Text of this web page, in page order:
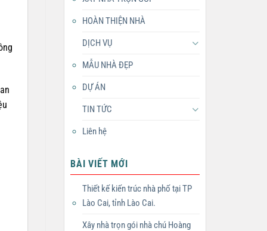
HOÀN THIỆN NHÀ
DỊCH VỤ
MẪU NHÀ ĐẸP
DỰ ÁN
TIN TỨC
Liên hệ
BÀI VIẾT MỚI
Thiết kế kiến trúc nhà phố tại TP
Lào Cai, tỉnh Lào Cai.
Xây nhà trọn gói nhà chú Hoàng